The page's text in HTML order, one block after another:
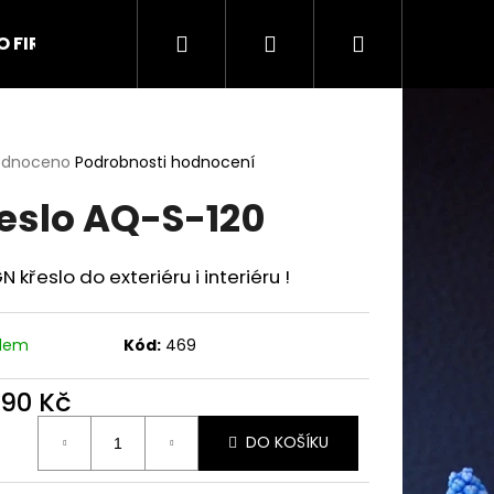
FIRMĚ Kontakt Obchodní podmínky
Hledat PřihlášeníNákupní
Podrobnosti hodnocení
AQ-S-120
křeslo do exteriéru i interiéru !
Kód: 469
Kč
DO KOŠÍKU
UŠÁK